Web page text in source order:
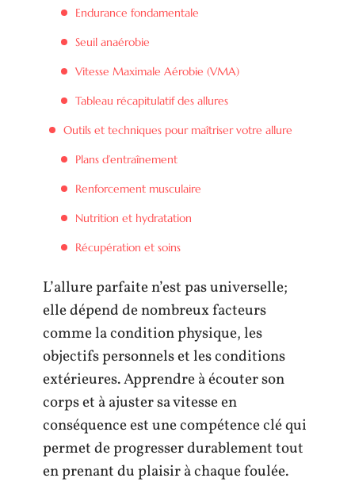
Endurance fondamentale
Seuil anaérobie
Vitesse Maximale Aérobie (VMA)
Tableau récapitulatif des allures
Outils et techniques pour maîtriser votre allure
Plans d’entraînement
Renforcement musculaire
Nutrition et hydratation
Récupération et soins
L’allure parfaite n’est pas universelle;
elle dépend de nombreux facteurs
comme la condition physique, les
objectifs personnels et les conditions
extérieures. Apprendre à écouter son
corps et à ajuster sa vitesse en
conséquence est une compétence clé qui
permet de progresser durablement tout
en prenant du plaisir à chaque foulée.